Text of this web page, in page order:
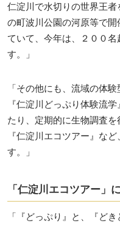
仁淀川で水切りの世界王
の町波川公園の河原等で開
ていて、今年は、２００
す。」
「その他にも、流域の体
『仁淀川どっぷり体験流
たり、定期的に生物調査
『仁淀川エコツアー』な
す。」
「仁淀川エコツアー」
「『どっぷり』と、『ど